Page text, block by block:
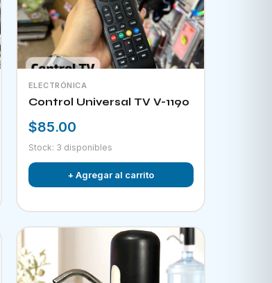
ELECTRÓNICA
Control Universal TV V-1190
$85.00
Stock: 3 disponibles
+ Agregar al carrito